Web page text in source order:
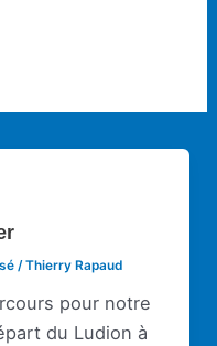
/Thierry Rapaud
pour notre
du Ludion à